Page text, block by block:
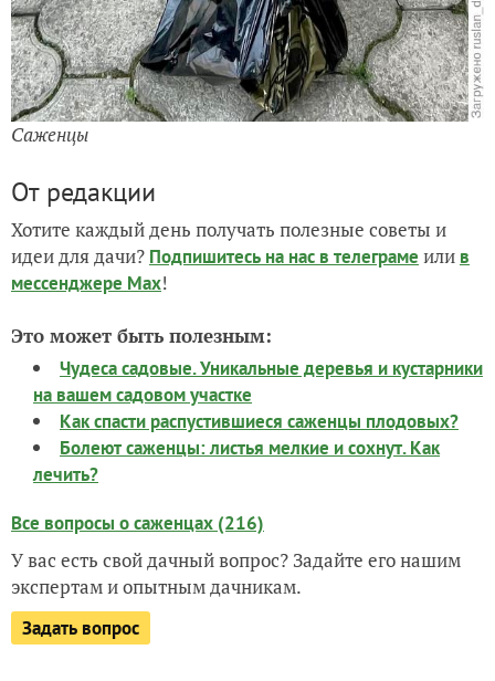
Саженцы
От редакции
Хотите каждый день получать полезные советы и
идеи для дачи? Подпишитесь на нас в телеграме или в
мессенджере Max!
Это может быть полезным:
Чудеса садовые. Уникальные деревья и кустарники
на вашем садовом участке
Как спасти распустившиеся саженцы плодовых?
Болеют саженцы: листья мелкие и сохнут. Как
лечить?
Все вопросы о саженцах (216)
У вас есть свой дачный вопрос? Задайте его нашим
экспертам и опытным дачникам.
Задать вопрос